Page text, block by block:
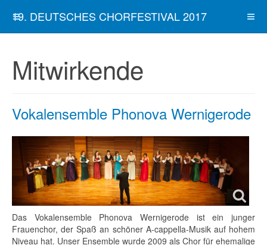
19. DEUTSCHES CHORFESTIVAL 2017
Mitwirkende
Vokalensemble Phonova Wernigerode
Das Vokalensemble Phonova Wernigerode ist ein junger
Frauenchor, der Spaß an schöner A-cappella-Musik auf hohem
Niveau hat. Unser Ensemble wurde 2009 als Chor für ehemalige